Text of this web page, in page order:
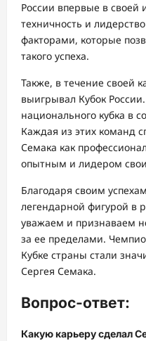
России впервые в своей
техничность и
факторами, которые
такого успеха.
Также, в течение своей
выигрывал Кубок
национального кубка в
Каждая из этих команд
Семака как
опытным и лидером
Благодаря своим
легендарной фигурой в
уважаем и признаваем
за ее пределами.
Кубке страны стали
Сергея Семака.
Вопрос-ответ:
Какую карьеру сделал